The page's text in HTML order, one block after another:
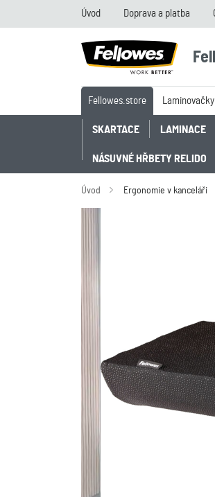
Úvod Doprava a platba
Fellowes.store Laminovačky
SKARTACE LAMINACE
NÁSUVNÉ HŘBETY RELIDO
Úvod Ergonomie v kanceláři